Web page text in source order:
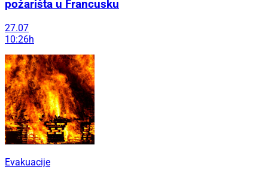
požarišta u Francusku
27.07
10:26h
Evakuacije